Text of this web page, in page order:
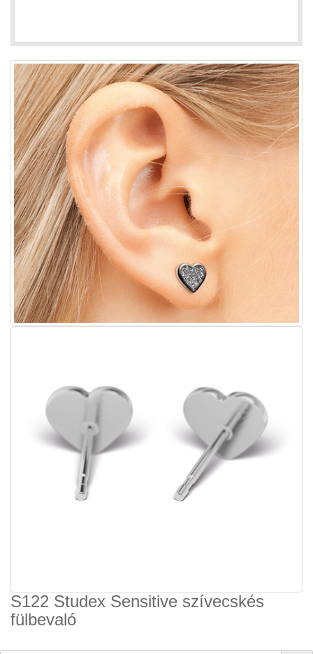
S122 Studex Sensitive szívecskés
fülbevaló